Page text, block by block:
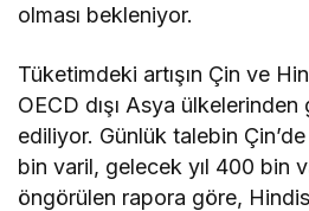
olması bekleniyor.
Tüketimdeki artışın Çin ve
OECD dışı Asya
ediliyor. Günlük talebin
bin varil, gelecek yıl 400 bin
öngörülen rapora göre,